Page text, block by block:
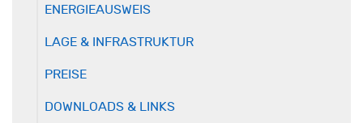
ENERGIEAUSWEIS
LAGE & INFRASTRUKTUR
PREISE
DOWNLOADS & LINKS